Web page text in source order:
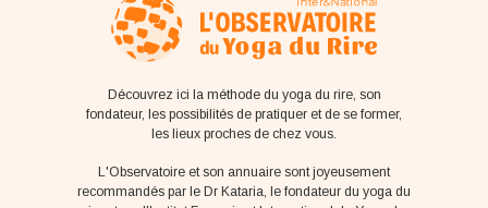
Découvrez ici la méthode du yoga du rire, son
fondateur, les possibilités de pratiquer et de se former,
les lieux proches de chez vous.
L'Observatoire et son annuaire sont joyeusement
recommandés par le Dr Kataria, le fondateur du yoga du